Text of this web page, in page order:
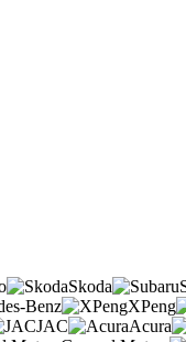
Skoda
Benz XPeng
JAC Acura